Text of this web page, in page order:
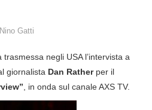
Nino Gatti
trasmessa negli USA l’intervista a
giornalista Dan Ratherper il
, in onda sul canale AXS TV.